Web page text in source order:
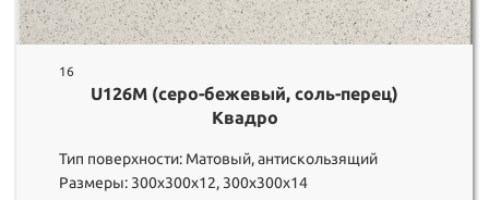
16
U126M (серо-бежевый, соль-перец)
Квадро
Тип поверхности: Матовый, антискользящий
Размеры: 300х300х12, 300х300х14